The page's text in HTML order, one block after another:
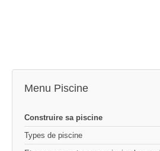
Menu Piscine
Construire sa piscine
Types de piscine